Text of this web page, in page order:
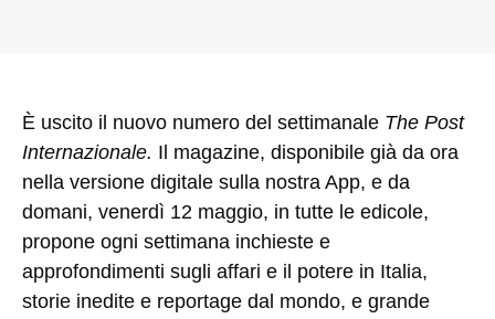
È uscito il nuovo numero del settimanale The Post
Internazionale. Il magazine, disponibile già da ora
nella versione digitale sulla nostra App, e da
domani, venerdì 12 maggio, in tutte le edicole,
propone ogni settimana inchieste e
approfondimenti sugli affari e il potere in Italia,
storie inedite e reportage dal mondo, e grande